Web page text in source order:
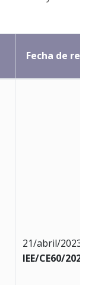
Fecha de
21/abril/2023
IEE/CE60/2023